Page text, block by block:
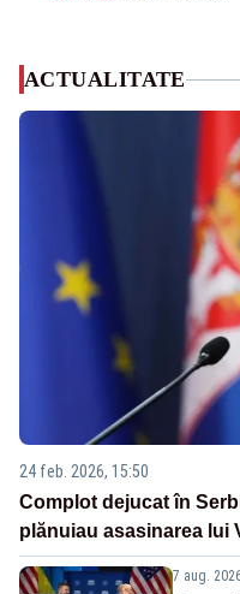
ACTUALITATE
24 feb. 2026, 15:50
Complot dejucat în
plănuiau asasinarea lui
7 aug.